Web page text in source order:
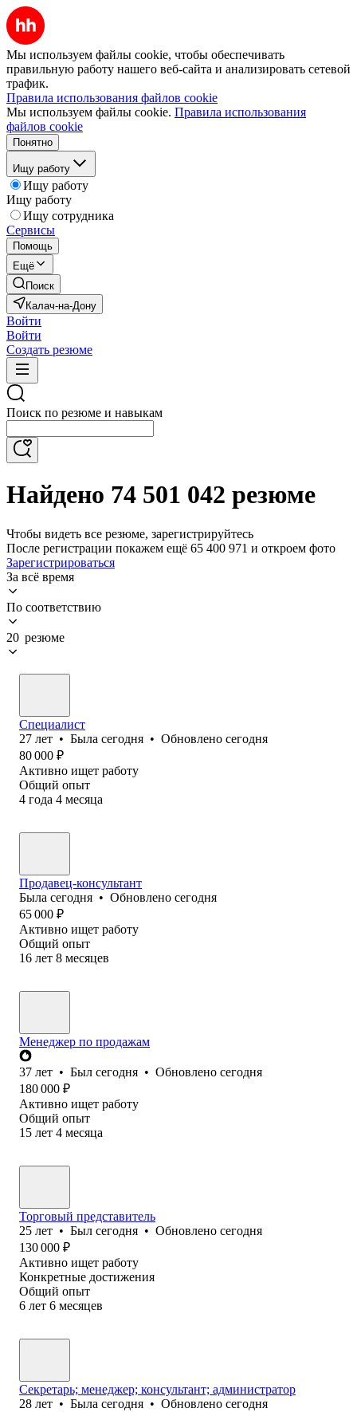
Мы используем файлы cookie, чтобы обеспечивать
правильную работу нашего веб-сайта и анализировать сетевой
трафик.
Правила использования файлов cookie
Мы используем файлы cookie. Правила использования
файлов cookie
Понятно
Ищу работу
Ищу работу
Ищу работу
Ищу сотрудника
Сервисы
Помощь
Ещё
Поиск
Калач-на-Дону
Войти
Войти
Создать резюме
Поиск по резюме и навыкам
Найдено 74 501 042 резюме
Чтобы видеть все резюме, зарегистрируйтесь
После регистрации покажем ещё 65 400 971 и откроем фото
Зарегистрироваться
За всё время
По соответствию
20 резюме
Специалист
27 лет • Была сегодня • Обновлено сегодня
80 000 ₽
Активно ищет работу
Общий опыт
4 года 4 месяца
Продавец-консультант
Была сегодня • Обновлено сегодня
65 000 ₽
Активно ищет работу
Общий опыт
16 лет 8 месяцев
Менеджер по продажам
37 лет • Был сегодня • Обновлено сегодня
180 000 ₽
Активно ищет работу
Общий опыт
15 лет 4 месяца
Торговый представитель
25 лет • Был сегодня • Обновлено сегодня
130 000 ₽
Активно ищет работу
Конкретные достижения
Общий опыт
6 лет 6 месяцев
Секретарь; менеджер; консультант; администратор
28 лет • Была сегодня • Обновлено сегодня